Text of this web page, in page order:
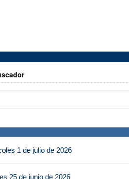
1 de julio de 2026
25 de junio de 2026